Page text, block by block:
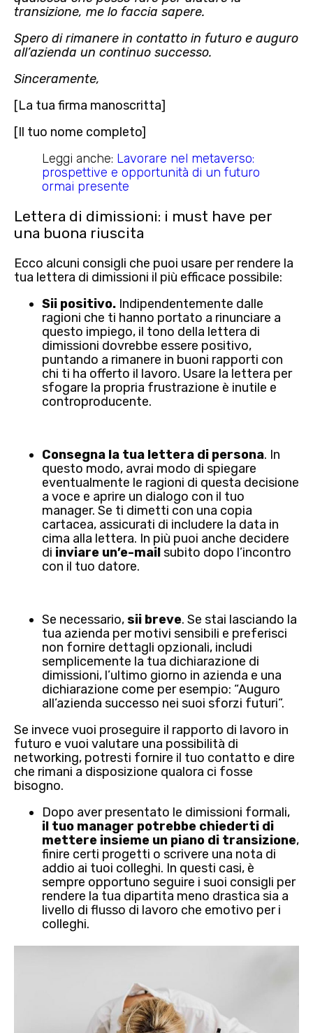
transizione, me lo faccia sapere.
Spero di rimanere in contatto in futuro e auguro
all’azienda un continuo successo.
Sinceramente,
[La tua firma manoscritta]
[Il tuo nome completo]
Leggi anche: Lavorare nel metaverso:
prospettive e opportunità di un futuro
ormai presente
Lettera di dimissioni: i must have per
una buona riuscita
Ecco alcuni consigli che puoi usare per rendere la
tua lettera di dimissioni il più efficace possibile:
Sii positivo. Indipendentemente dalle
ragioni che ti hanno portato a rinunciare a
questo impiego, il tono della lettera di
dimissioni dovrebbe essere positivo,
puntando a rimanere in buoni rapporti con
chi ti ha offerto il lavoro. Usare la lettera per
sfogare la propria frustrazione è inutile e
controproducente.
Consegna la tua lettera di persona. In
questo modo, avrai modo di spiegare
eventualmente le ragioni di questa decisione
a voce e aprire un dialogo con il tuo
manager. Se ti dimetti con una copia
cartacea, assicurati di includere la data in
cima alla lettera. In più puoi anche decidere
di inviare un’e-mailsubito dopo l’incontro
con il tuo datore.
Se necessario,sii breve. Se stai lasciando la
tua azienda per motivi sensibili e preferisci
non fornire dettagli opzionali, includi
semplicemente la tua dichiarazione di
dimissioni, l’ultimo giorno in azienda e una
dichiarazione come per esempio: “Auguro
all’azienda successo nei suoi sforzi futuri”.
Se invece vuoi proseguire il rapporto di lavoro in
futuro e vuoi valutare una possibilità di
networking, potresti fornire il tuo contatto e dire
che rimani a disposizione qualora ci fosse
bisogno.
Dopo aver presentato le dimissioni formali,
il tuo manager potrebbe chiederti di
mettere insieme un piano di transizione,
finire certi progetti o scrivere una nota di
addio ai tuoi colleghi. In questi casi, è
sempre opportuno seguire i suoi consigli per
rendere la tua dipartita meno drastica sia a
livello di flusso di lavoro che emotivo per i
colleghi.